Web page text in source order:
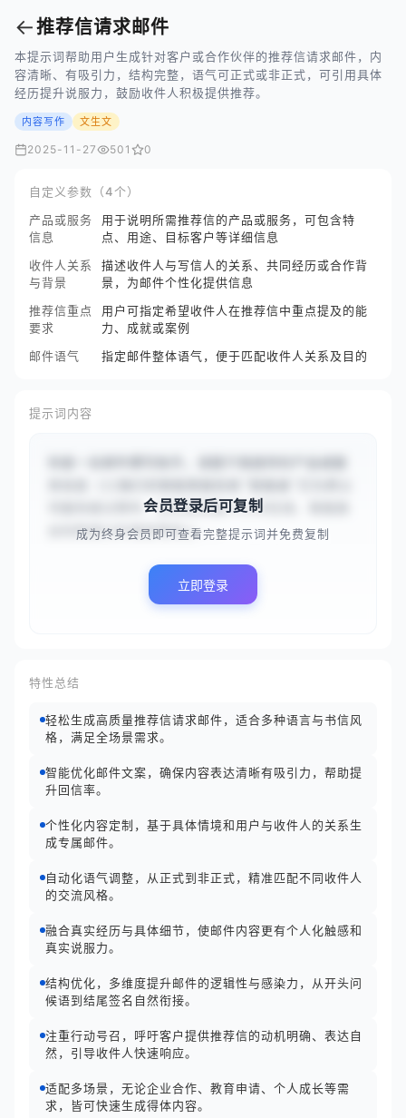
←推荐信请求邮件
本提示词帮助用户生成针对客户或合作伙伴的推荐信请求邮件，内
容清晰、有吸引力，结构完整，语气可正式或非正式，可引用具体
经历提升说服力，鼓励收件人积极提供推荐。
内容写作 文生文
2025-11-27 501 0
自定义参数（4个）
产品或服务
信息
用于说明所需推荐信的产品或服务，可包含特
点、用途、目标客户等详细信息
收件人关系
与背景
描述收件人与写信人的关系、共同经历或合作背
景，为邮件个性化提供信息
推荐信重点
要求
用户可指定希望收件人在推荐信中重点提及的能
力、成就或案例
邮件语气
指定邮件整体语气，便于匹配收件人关系及目的
提示词内容
司服务超过两年，该系统具备24小时在线、智能路
由和数据分析看板等核心...
会员登录后可复制
成为终身会员即可查看完整提示词并免费复制
立即登录
特性总结
轻松生成高质量推荐信请求邮件，适合多种语言与书信风
格，满足全场景需求。
智能优化邮件文案，确保内容表达清晰有吸引力，帮助提
升回信率。
个性化内容定制，基于具体情境和用户与收件人的关系生
成专属邮件。
自动化语气调整，从正式到非正式，精准匹配不同收件人
的交流风格。
融合真实经历与具体细节，使邮件内容更有个人化触感和
真实说服力。
结构优化，多维度提升邮件的逻辑性与感染力，从开头问
候语到结尾签名自然衔接。
注重行动号召，呼吁客户提供推荐信的动机明确、表达自
然，引导收件人快速响应。
适配多场景，无论企业合作、教育申请、个人成长等需
求，皆可快速生成得体内容。